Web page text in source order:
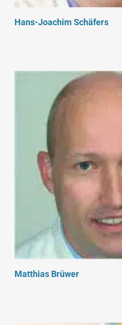
Hans-Joachim Schäfers
Matthias Brüwer